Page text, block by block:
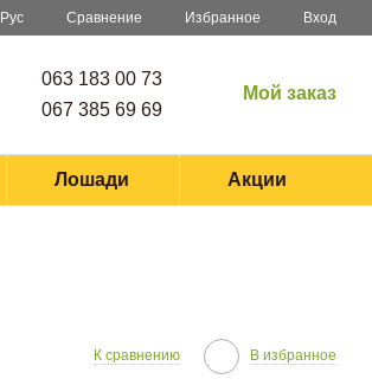
Рус Сравнение Избранное Вход
063 183 00 73
067 385 69 69
Мой заказ
Лошади Акции
К сравнению В избранное